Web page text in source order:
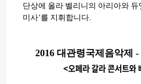
단상에 올라 벨리니의 아리아와 듀
미사’를 지휘합니다.
2016 대관령국제음악제 -
<오페라 갈라 콘서트와